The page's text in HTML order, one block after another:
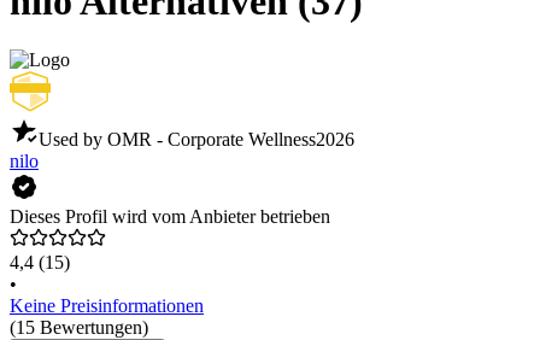
Used by OMR - Corporate Wellness2026
nilo
Dieses Profil wird vom Anbieter betrieben
4,4 (15)
•
Keine Preisinformationen
(15 Bewertungen)